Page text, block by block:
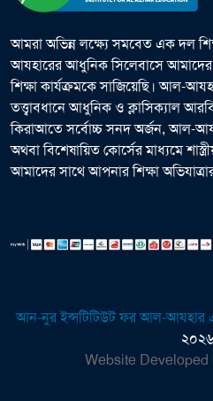
আমরা অভিন্ন লক্ষ্যে সমবেত এক দল
আযহারের আধুনিক সিলেবাসে
শিক্ষা কার্যক্রমকে সাজিয়েছি। আল-
তত্ত্বাবধানে আধুনিক ও ক্লাসিক্যাল
কিরাআতে সর্বোচ্চ সনদ অর্জন, আল-
অথবা বিশেষায়িত কোর্সের মাধ্যমে
আমাদের সাথে আপনার শিক্ষা
আন-নুর ইন্সটিটিউট ফর আল-
Website Developed